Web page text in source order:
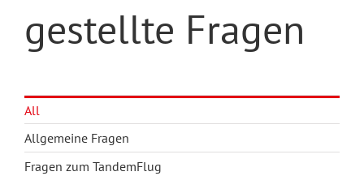
gestellte Fragen
All
Allgemeine Fragen
Fragen zum TandemFlug